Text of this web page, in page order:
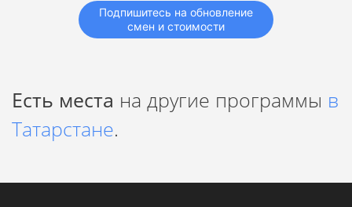
Подпишитесь на обновление
смен и стоимости
Есть места на другие программы в
Татарстане.